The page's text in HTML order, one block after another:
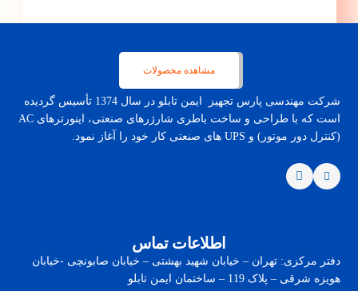
مشاهده محصولات
شرکت مهندسی پارس تجهیز ایمن تابلو در سال 1374 تأسیس گردیده
است که با طراحی و ساخت باطری شارژرهای صنعتی، اینورترهای AC
(کنترل دور موتور) و UPS های صنعتی کار خود را آغاز نمود.
اطلاعات تماس
دفتر مرکزی: تهران – خیابان شهید بهشتی – خیابان صابونچی -خیابان
هويزه شرقی – پلاک 119 – ساختمان ایمن تابلو